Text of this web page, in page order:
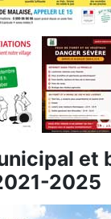
et
2025